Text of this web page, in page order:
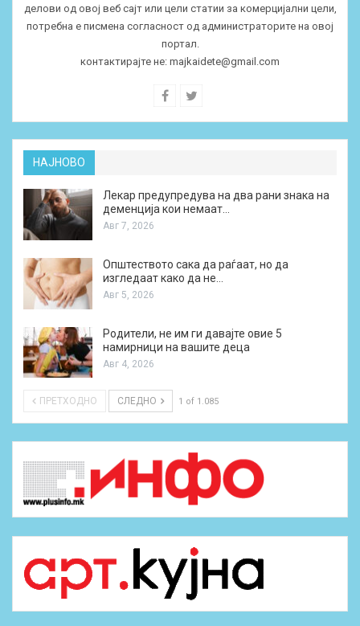
делови од овој веб сајт или цели статии за комерцијални цели,
потребна е писмена согласност од администраторите на овој
портал.
контактирајте не: majkaidete@gmail.com
НАЈНОВО
Лекар предупредува на два рани знака на
деменција кои немаат…
Авг 7, 2026
Општеството сака да раѓаат, но да
изгледаат како да не…
Авг 5, 2026
Родители, не им ги давајте овие 5
намирници на вашите деца
Авг 4, 2026
ПРЕТХОДНО СЛЕДНО 1 of 1.085